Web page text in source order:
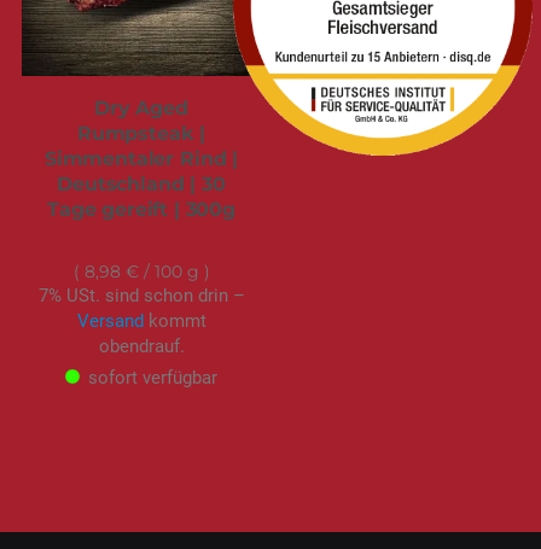
Dry Aged
Rumpsteak |
Simmentaler Rind |
Deutschland | 30
Tage gereift | 300g
8,98 €/ 100 g
7% USt. sind schon drin –
Versandkommt
obendrauf.
sofort verfügbar